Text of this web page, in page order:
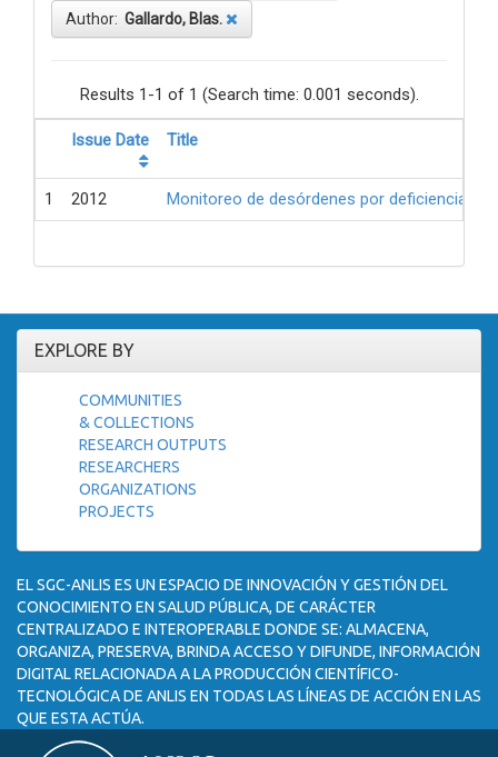
Author: Gallardo, Blas.
Results 1-1 of 1 (Search time: 0.001 seconds).
Issue Date Title
1 2012 Monitoreo de desórdenes por deficiencia
EXPLORE BY
COMMUNITIES
& COLLECTIONS
RESEARCH OUTPUTS
RESEARCHERS
ORGANIZATIONS
PROJECTS
EL SGC-ANLIS ES UN ESPACIO DE INNOVACIÓN Y GESTIÓN DEL
CONOCIMIENTO EN SALUD PÚBLICA, DE CARÁCTER
CENTRALIZADO E INTEROPERABLE DONDE SE: ALMACENA,
ORGANIZA, PRESERVA, BRINDA ACCESO Y DIFUNDE, INFORMACIÓN
DIGITAL RELACIONADA A LA PRODUCCIÓN CIENTÍFICO-
TECNOLÓGICA DE ANLIS EN TODAS LAS LÍNEAS DE ACCIÓN EN LAS
QUE ESTA ACTÚA.